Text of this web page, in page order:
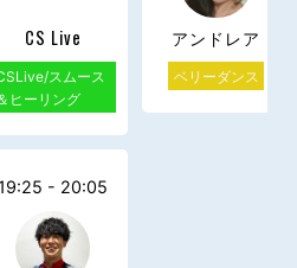
CS Live
スムース
ヒーリング
- 20:05
アンドレア
ベリーダンス